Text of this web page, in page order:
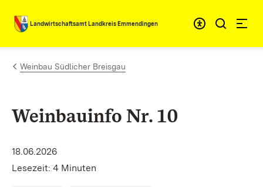
Zum Inhalt springen
Landwirtschaftsamt Landkreis Emmendingen
Weinbau Südlicher Breisgau
Weinbauinfo Nr. 10
18.06.2026
Lesezeit: 4 Minuten